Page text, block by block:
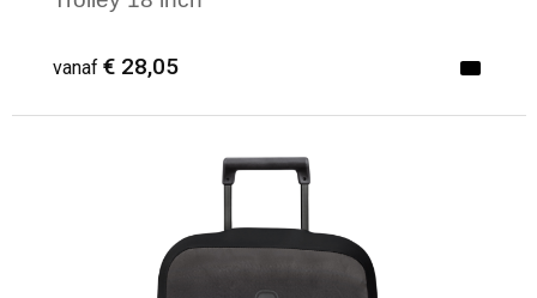
vanaf € 28,05